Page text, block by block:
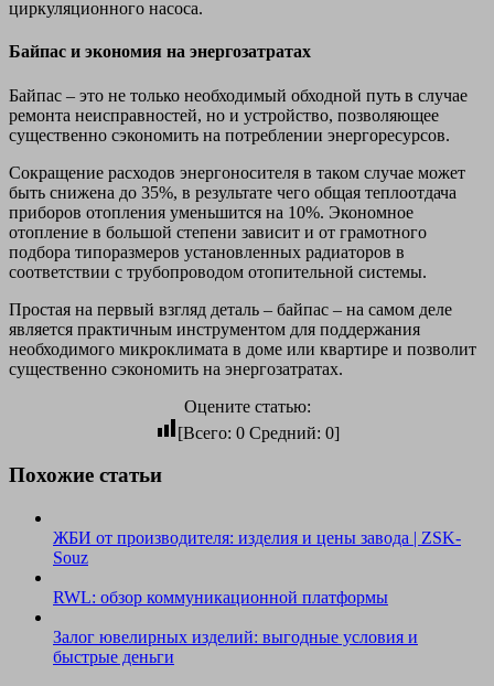
циркуляционного насоса.
Байпас и экономия на энергозатратах
Байпас – это не только необходимый обходной путь в случае
ремонта неисправностей, но и устройство, позволяющее
существенно сэкономить на потреблении энергоресурсов.
Сокращение расходов энергоносителя в таком случае может
быть снижена до 35%, в результате чего общая теплоотдача
приборов отопления уменьшится на 10%. Экономное
отопление в большой степени зависит и от грамотного
подбора типоразмеров установленных радиаторов в
соответствии с трубопроводом отопительной системы.
Простая на первый взгляд деталь – байпас – на самом деле
является практичным инструментом для поддержания
необходимого микроклимата в доме или квартире и позволит
существенно сэкономить на энергозатратах.
Оцените статью:
[Всего: 0Средний: 0]
Похожие статьи
ЖБИ от производителя: изделия и цены завода | ZSK-
Souz
RWL: обзор коммуникационной платформы
Залог ювелирных изделий: выгодные условия и
быстрые деньги